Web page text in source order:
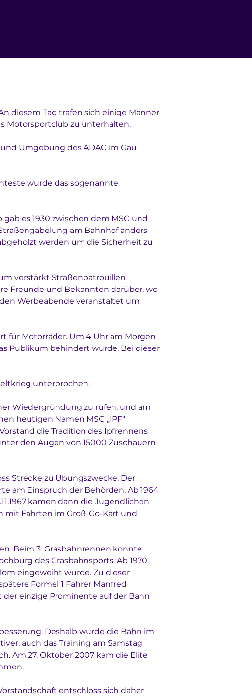
diesem Tag trafen sich einige Männer
Motorsportclub zu unterhalten.
Umgebung des ADAC im Gau
wurde das sogenannte
es 1930 zwischen dem MSC und
am Bahnhof anders
werden um die Sicherheit zu
verstärkt Straßenpatrouillen
Freunde und Bekannten darüber, wo
Werbeabende veranstaltet um
für Motorräder. Um 4 Uhr am Morgen
Publikum behindert wurde. Bei dieser
unterbrochen.
Wiedergründung zu rufen, und am
heutigen Namen MSC „IPF“
die Tradition des Ipfrennens
den Augen von 15000 Zuschauern
Strecke zu Übungszwecke. Der
am Einspruch der Behörden. Ab 1964
kamen dann die Jugendlichen
mit Fahrten im Groß-Go-Kart und
Beim 3. Grasbahnrennen konnte
des Grasbahnsports. Ab 1970
eingeweiht wurde. Zu dieser
Formel 1 Fahrer Manfred
einzige Prominente auf der Bahn
Deshalb wurde die Bahn im
auch das Training am Samstag
Am 27. Oktober 2007 kam die Elite
entschloss sich daher